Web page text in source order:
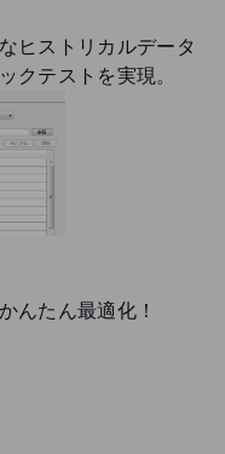
ヒストリカルデータ
クテストを実現。
んたん最適化！